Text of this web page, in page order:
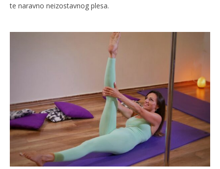
te naravno neizostavnog plesa.